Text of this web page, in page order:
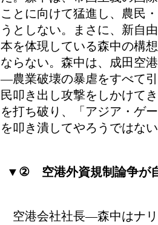
ことに向けて猛進し、農民
うとしない。まさに、新自
本を体現している森中の構
ならない。森中は、成田空
―農業破壊の暴虐をすべて
民叩き出し攻撃をしかけて
を打ち破り、「アジア・ゲ
を叩き潰してやろうではな
▼② 空港外資規制論争が
空港会社社長―森中はナ